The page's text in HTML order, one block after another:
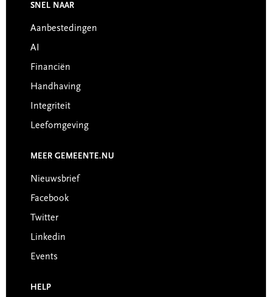
Footer
SNEL NAAR
Aanbestedingen
AI
Financiën
Handhaving
Integriteit
Leefomgeving
MEER GEMEENTE.NU
Nieuwsbrief
Facebook
Twitter
Linkedin
Events
HELP